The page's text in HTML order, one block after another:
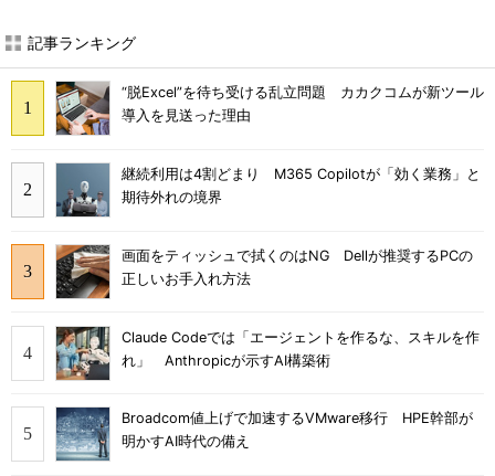
記事ランキング
“脱Excel”を待ち受ける乱立問題 カカクコムが新ツール
導入を見送った理由
継続利用は4割どまり M365 Copilotが「効く業務」と
期待外れの境界
画面をティッシュで拭くのはNG Dellが推奨するPCの
正しいお手入れ方法
Claude Codeでは「エージェントを作るな、スキルを作
れ」 Anthropicが示すAI構築術
Broadcom値上げで加速するVMware移行 HPE幹部が
明かすAI時代の備え